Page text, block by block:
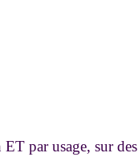
par usage, sur des